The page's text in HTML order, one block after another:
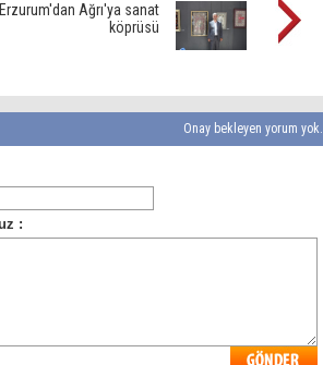
Erzurum'dan Ağrı'ya sanat
köprüsü
Onay bekleyen yorum yok.